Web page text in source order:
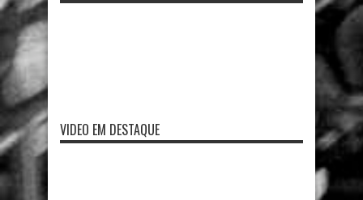
VIDEO EM DESTAQUE